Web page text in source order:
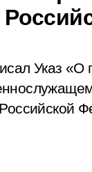
Указ «О